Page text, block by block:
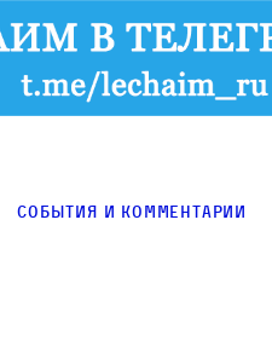
События и комментарии